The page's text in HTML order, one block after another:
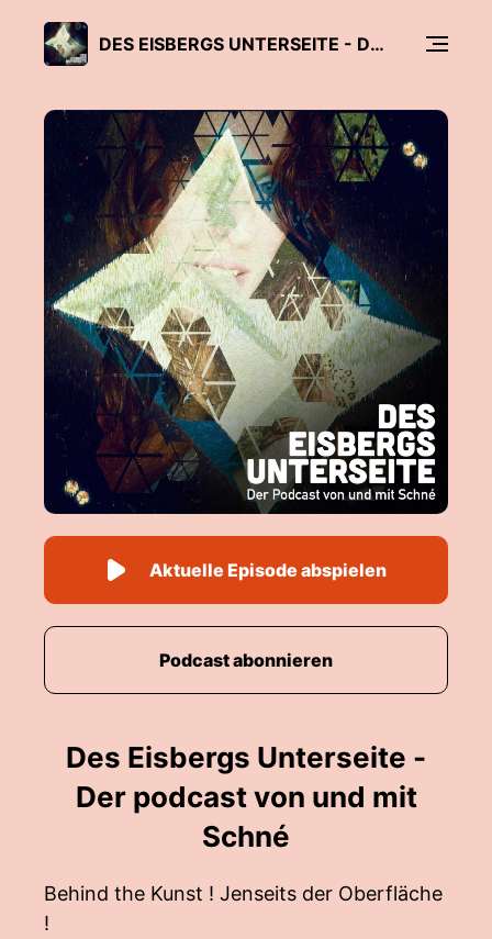
DES EISBERGS UNTERSEITE - DER PODCAST VON UND MIT SCHNÉ
Des Eisbergs Unterseite -
Der podcast von und mit
Schné
Behind the Kunst ! Jenseits der Oberfläche
!
Aktuelle Episode abspielen
Podcast abonnieren